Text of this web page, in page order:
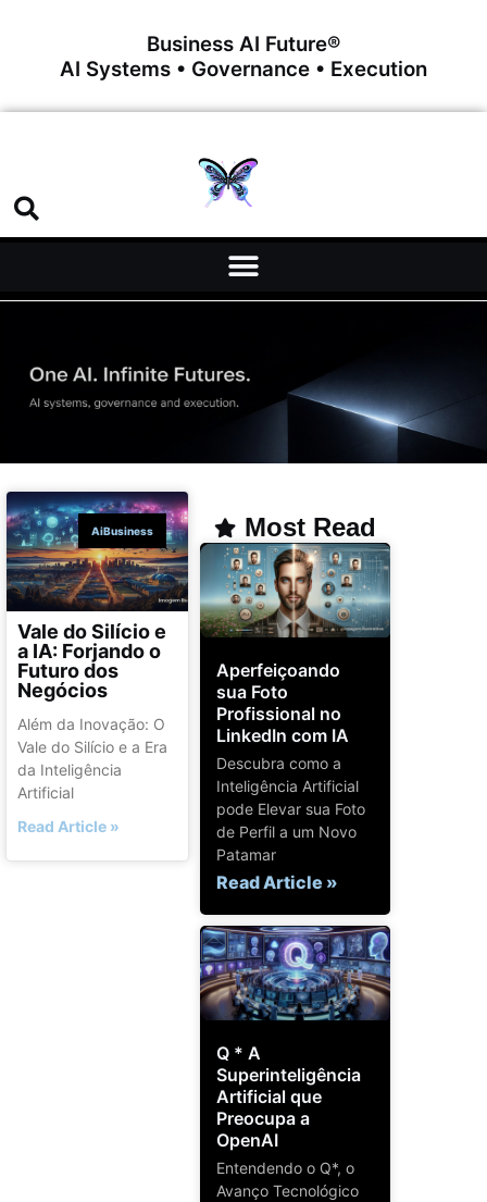
Business AI Future®
AI Systems • Governance • Execution
AiBusiness
Vale do Silício e
a IA: Forjando o
Futuro dos
Negócios
Além da Inovação: O
Vale do Silício e a Era
da Inteligência
Artificial
Read Article »
Most Read
Aperfeiçoando
sua Foto
Profissional no
LinkedIn com IA
Descubra como a
Inteligência Artificial
pode Elevar sua Foto
de Perfil a um Novo
Patamar
Read Article »
Q * A
Superinteligência
Artificial que
Preocupa a
OpenAI
Entendendo o Q*, o
Avanço Tecnológico